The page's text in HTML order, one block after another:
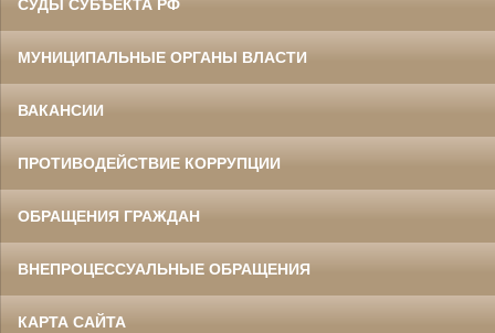
СУДЫ СУБЪЕКТА РФ
МУНИЦИПАЛЬНЫЕ ОРГАНЫ ВЛАСТИ
ВАКАНСИИ
ПРОТИВОДЕЙСТВИЕ КОРРУПЦИИ
ОБРАЩЕНИЯ ГРАЖДАН
ВНЕПРОЦЕССУАЛЬНЫЕ ОБРАЩЕНИЯ
КАРТА САЙТА